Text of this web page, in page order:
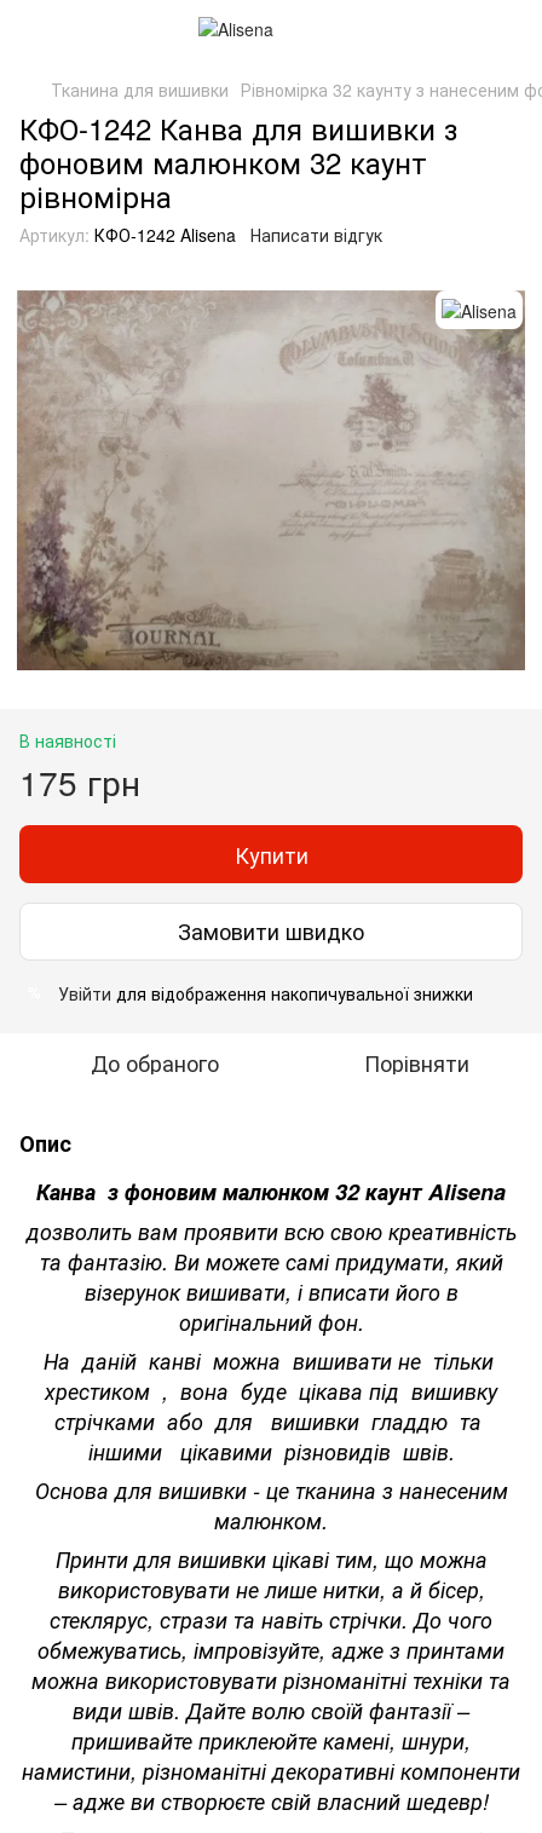
Тканина для вишивки Рівномірка 32 каунту з нанесеним
КФО-1242 Канва для вишивки з
фоновим малюнком 32 каунт
рівномірна
Артикул: КФО-1242 Alisena Написати відгук
В наявності
175 грн
Купити
Замовити швидко
Увійти для відображення накопичувальної знижки
До обраного Порівняти
Опис
Канва з фоновим малюнком 32 каунт Alisena
дозволить вам проявити всю свою креативність
та фантазію. Ви можете самі придумати, який
візерунок вишивати, і вписати його в
оригінальний фон.
На даній канві можна вишивати не тільки
хрестиком , вона буде цікава під вишивку
стрічками або для вишивки гладдю та
іншими цікавими різновидів швів.
Основа для вишивки - це тканина з нанесеним
малюнком.
Принти для вишивки цікаві тим, що можна
використовувати не лише нитки, а й бісер,
стеклярус, стрази та навіть стрічки. До чого
обмежуватись, імпровізуйте, адже з принтами
можна використовувати різноманітні техніки та
види швів. Дайте волю своїй фантазії –
пришивайте приклеюйте камені, шнури,
намистини, різноманітні декоративні компоненти
– адже ви створюєте свій власний шедевр!